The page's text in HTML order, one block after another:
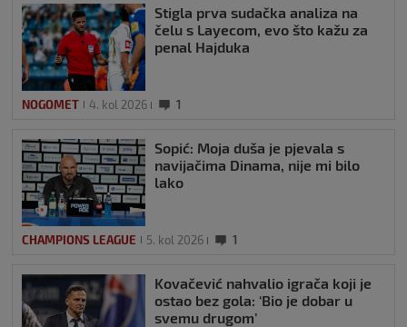
Stigla prva sudačka analiza na
čelu s Layecom, evo što kažu za
penal Hajduka
NOGOMET 4. kol 2026 1
Sopić: Moja duša je pjevala s
navijačima Dinama, nije mi bilo
lako
CHAMPIONS LEAGUE 5. kol 2026 1
Kovačević nahvalio igrača koji je
ostao bez gola: ‘Bio je dobar u
svemu drugom’